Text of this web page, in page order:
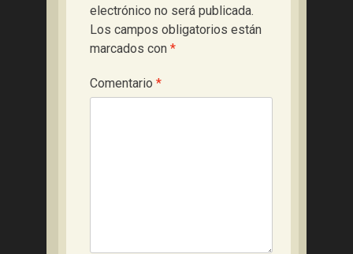
electrónico no será publicada.
Los campos obligatorios están
marcados con *
Comentario *